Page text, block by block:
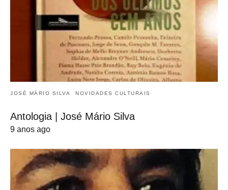
JOSÉ MÁRIO SILVA NOVIDADES CULTURAIS
Antologia | José Mário Silva
9 anos ago